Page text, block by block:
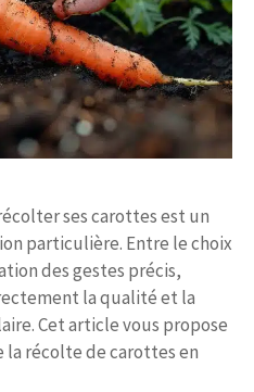
ses carottes est un
particulière. Entre le choix
des gestes précis,
la qualité et la
Cet article vous propose
la récolte de carottes en